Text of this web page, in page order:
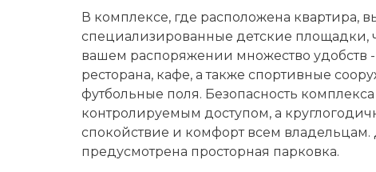
В комплексе, где расположена квартира,
специализированные детские площадки,
вашем распоряжении множество удобств
ресторана, кафе, а также спортивные
футбольные поля. Безопасность
контролируемым доступом, а
спокойствие и комфорт всем владельцам.
предусмотрена просторная парковка.